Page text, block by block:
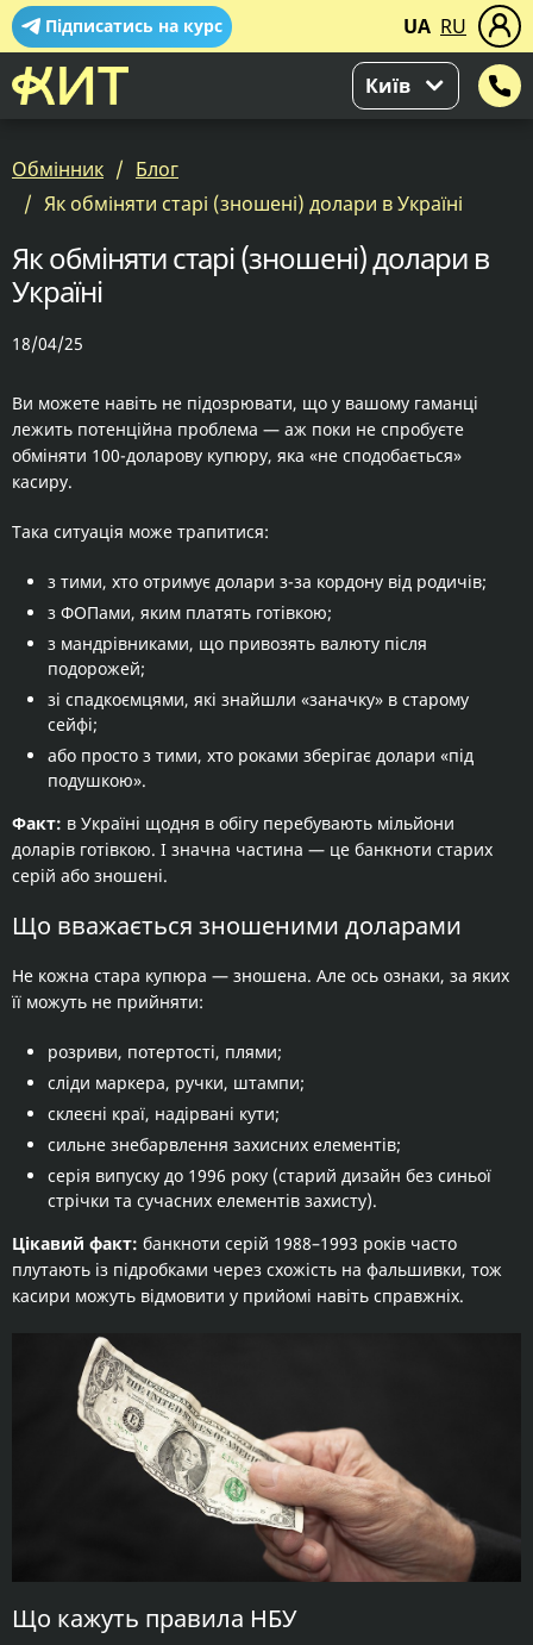
Підписатись на курс UA RU
Київ
Обмінник
Блог
Як обміняти старі (зношені) долари в Україні
Як обміняти старі (зношені) долари в
Україні
18/04/25
Ви можете навіть не підозрювати, що у вашому гаманці
лежить потенційна проблема — аж поки не спробуєте
обміняти 100-доларову купюру, яка «не сподобається»
касиру.
Така ситуація може трапитися:
з тими, хто отримує долари з-за кордону від родичів;
з ФОПами, яким платять готівкою;
з мандрівниками, що привозять валюту після
подорожей;
зі спадкоємцями, які знайшли «заначку» в старому
сейфі;
або просто з тими, хто роками зберігає долари «під
подушкою».
Факт: в Україні щодня в обігу перебувають мільйони
доларів готівкою. І значна частина — це банкноти старих
серій або зношені.
Що вважається зношеними доларами
Не кожна стара купюра — зношена. Але ось ознаки, за яких
її можуть не прийняти:
розриви, потертості, плями;
сліди маркера, ручки, штампи;
склеєні краї, надірвані кути;
сильне знебарвлення захисних елементів;
серія випуску до 1996 року (старий дизайн без синьої
стрічки та сучасних елементів захисту).
Цікавий факт: банкноти серій 1988–1993 років часто
плутають із підробками через схожість на фальшивки, тож
касири можуть відмовити у прийомі навіть справжніх.
Що кажуть правила НБУ